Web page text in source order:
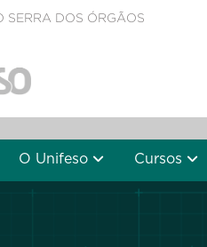
SERRA DOS ÓRGÃOS
O Unifeso Cursos